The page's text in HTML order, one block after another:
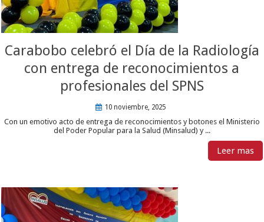
Carabobo celebró el Día de la Radiología
con entrega de reconocimientos a
profesionales del SPNS
10 noviembre, 2025
Con un emotivo acto de entrega de reconocimientos y botones el Ministerio
del Poder Popular para la Salud (Minsalud) y ...
Leer mas